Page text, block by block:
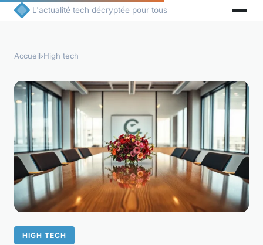
L'actualité tech décryptée pour tous
Accueil›High tech
HIGH TECH